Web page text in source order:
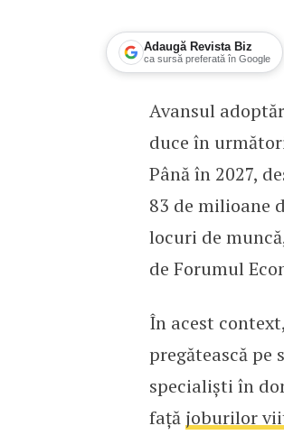
Adaugă Revista Biz
ca sursă preferată în Google
Revoluția
Avansul
duce în
Până în 2027,
83 de milioane
locuri de
de Forumul
În acest
pregătească
specialiști în
față joburilor